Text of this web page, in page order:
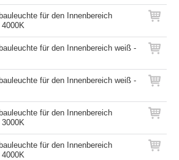
für den Innenbereich
4000K
für den Innenbereich weiß -
für den Innenbereich weiß -
für den Innenbereich
3000K
für den Innenbereich
4000K